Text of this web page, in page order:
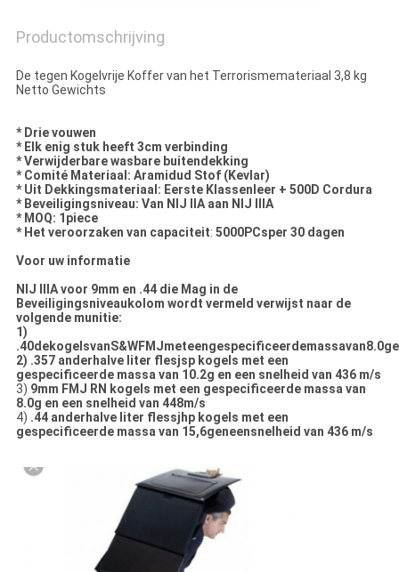
Productomschrijving
De tegen Kogelvrije Koffer van het Terrorismemateriaal 3,8 kg
Netto Gewichts
* Drie vouwen
* Elk enig stuk heeft 3cm verbinding
* Verwijderbare wasbare buitendekking
* Comité Materiaal: Aramidud Stof (Kevlar)
* Uit Dekkingsmateriaal: Eerste Klassenleer + 500D Cordura
* Beveiligingsniveau: Van NIJ IIA aan NIJ IIIA
* MOQ: 1piece
* Het veroorzaken van capaciteit: 5000PCsper 30 dagen
Voor uw informatie
NIJ IIIA voor 9mm en .44 die Mag in de
Beveiligingsniveaukolom wordt vermeld verwijst naar de
volgende munitie:
1)
2) .357 anderhalve liter flesjsp kogels met een
gespecificeerde massa van 10.2g en een snelheid van 436 m/s
3) 9mm FMJ RN kogels met een gespecificeerde massa van
8.0g en een snelheid van 448m/s
4) .44 anderhalve liter flessjhp kogels met een
gespecificeerde massa van 15,6geneensnelheid van 436 m/s